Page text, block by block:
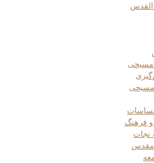
مسیحی
مسیحی
فرهنگ
مقدس